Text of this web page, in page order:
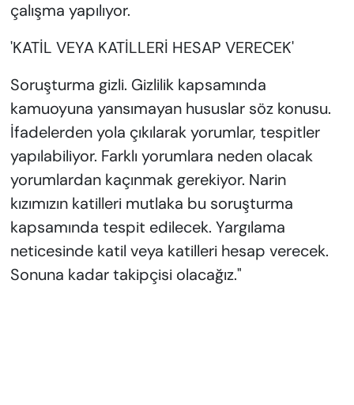
çalışma yapılıyor.
'KATİL VEYA KATİLLERİ HESAP VERECEK'
Soruşturma gizli. Gizlilik kapsamında
kamuoyuna yansımayan hususlar söz konusu.
İfadelerden yola çıkılarak yorumlar, tespitler
yapılabiliyor. Farklı yorumlara neden olacak
yorumlardan kaçınmak gerekiyor. Narin
kızımızın katilleri mutlaka bu soruşturma
kapsamında tespit edilecek. Yargılama
neticesinde katil veya katilleri hesap verecek.
Sonuna kadar takipçisi olacağız."